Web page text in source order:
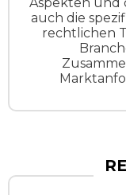
auch die
rechtlichen